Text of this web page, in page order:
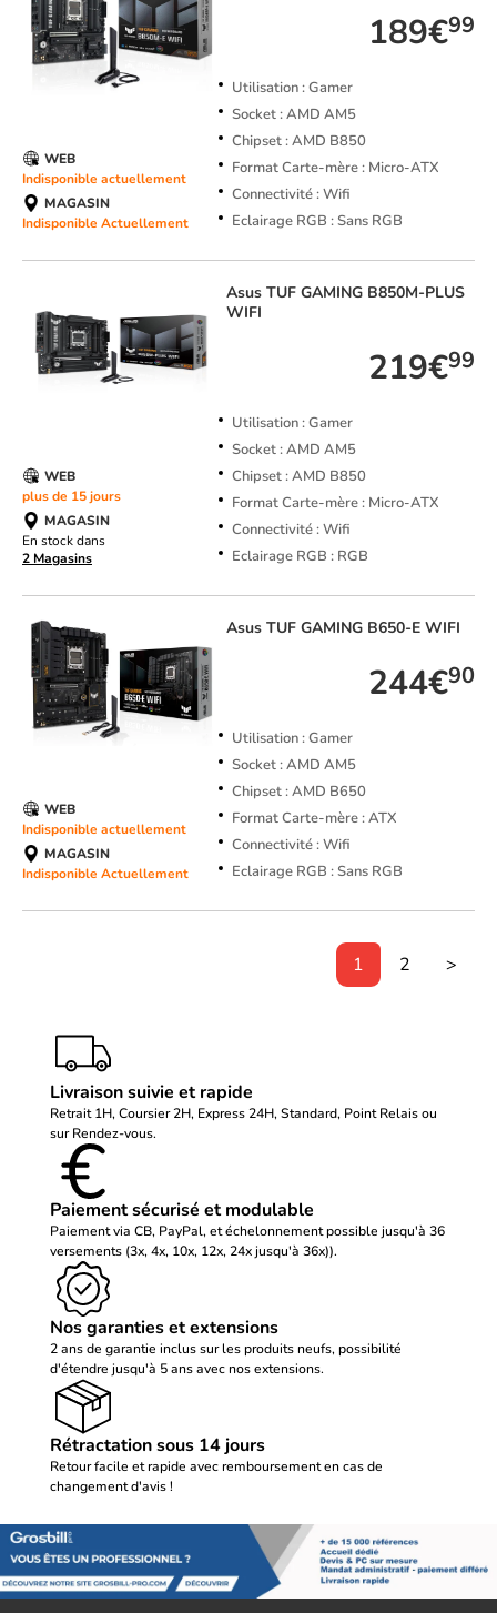
189€99
Utilisation : Gamer
Socket : AMD AM5
Chipset : AMD B850
Format Carte-mère : Micro-ATX
Connectivité : Wifi
Eclairage RGB : Sans RGB
WEB
Indisponible actuellement
MAGASIN
Indisponible Actuellement
Asus TUF GAMING B850M-PLUS
WIFI
219€99
Utilisation : Gamer
Socket : AMD AM5
Chipset : AMD B850
Format Carte-mère : Micro-ATX
Connectivité : Wifi
Eclairage RGB : RGB
WEB
plus de 15 jours
MAGASIN
En stock dans
2 Magasins
Asus TUF GAMING B650-E WIFI
244€90
Utilisation : Gamer
Socket : AMD AM5
Chipset : AMD B650
Format Carte-mère : ATX
Connectivité : Wifi
Eclairage RGB : Sans RGB
WEB
Indisponible actuellement
MAGASIN
Indisponible Actuellement
1 2 >
Livraison suivie et rapide
Retrait 1H, Coursier 2H, Express 24H, Standard, Point Relais ou
sur Rendez-vous.
Paiement sécurisé et modulable
Paiement via CB, PayPal, et échelonnement possible jusqu'à 36
versements (3x, 4x, 10x, 12x, 24x jusqu'à 36x)).
Nos garanties et extensions
2 ans de garantie inclus sur les produits neufs, possibilité
d'étendre jusqu'à 5 ans avec nos extensions.
Rétractation sous 14 jours
Retour facile et rapide avec remboursement en cas de
changement d'avis !